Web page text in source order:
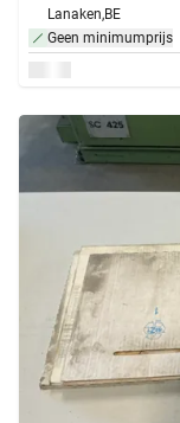
Lanaken,BE
Geen minimumprijs